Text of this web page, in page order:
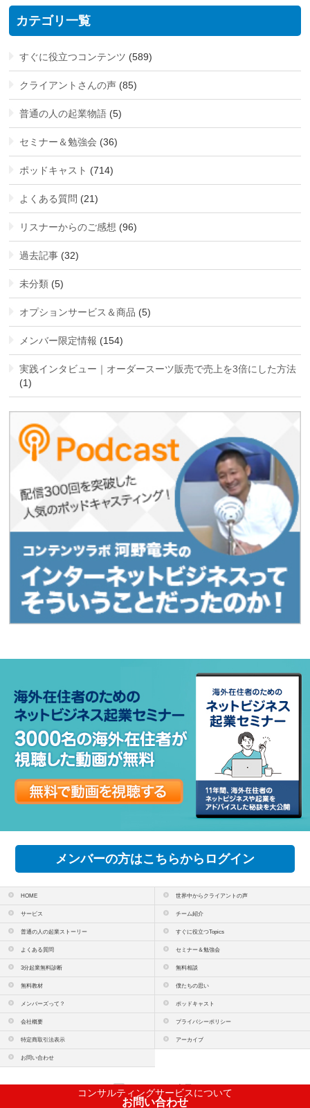
コンサルティングサービスについて
お問い合わせ
カテゴリ一覧
すぐに役立つコンテンツ (589)
クライアントさんの声 (85)
普通の人の起業物語 (5)
セミナー＆勉強会 (36)
ポッドキャスト (714)
よくある質問 (21)
リスナーからのご感想 (96)
過去記事 (32)
未分類 (5)
オプションサービス＆商品 (5)
メンバー限定情報 (154)
実践インタビュー｜オーダースーツ販売で売上を3倍にした方法
(1)
メンバーの方はこちらからログイン
HOME 世界中からクライアントの声
サービス チーム紹介
普通の人の起業ストーリー すぐに役立つTopics
よくある質問 セミナー＆勉強会
3分起業無料診断 無料相談
無料教材 僕たちの思い
メンバーズって？ ポッドキャスト
会社概要 プライバシーポリシー
特定商取引法表示 アーカイブ
お問い合わせ
PCサイトを表示
株式会社コンテンツラボ All Rights Reserved.